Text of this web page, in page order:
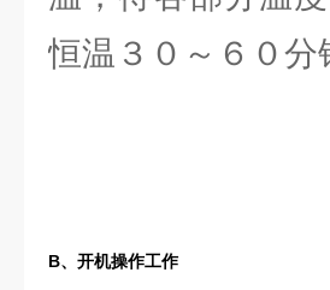
恒温３０～６０
B、开机操作工作